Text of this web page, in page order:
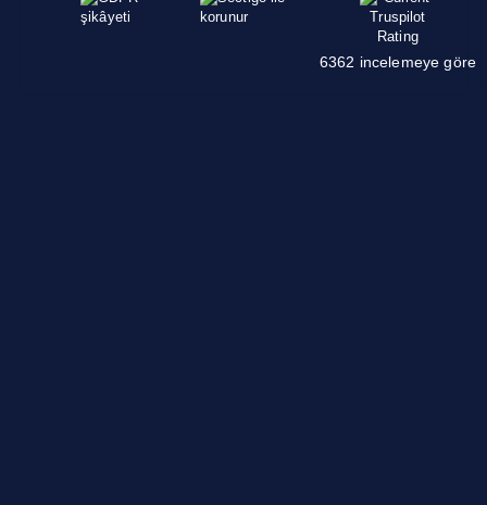
6362 incelemeye göre